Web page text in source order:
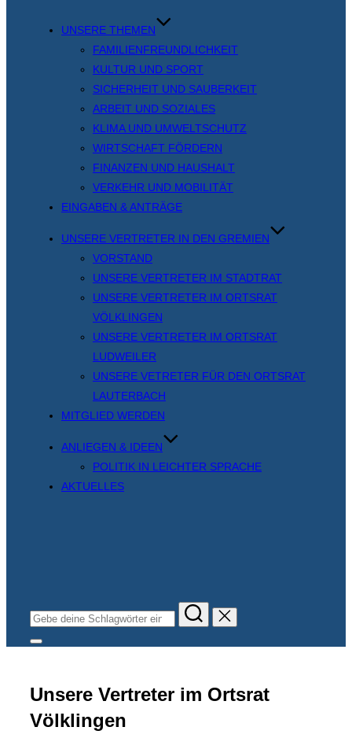
UNSERE THEMEN
FAMILIENFREUNDLICHKEIT
KULTUR UND SPORT
SICHERHEIT UND SAUBERKEIT
ARBEIT UND SOZIALES
KLIMA UND UMWELTSCHUTZ
WIRTSCHAFT FÖRDERN
FINANZEN UND HAUSHALT
VERKEHR UND MOBILITÄT
EINGABEN & ANTRÄGE
UNSERE VERTRETER IN DEN GREMIEN
VORSTAND
UNSERE VERTRETER IM STADTRAT
UNSERE VERTRETER IM ORTSRAT
VÖLKLINGEN
UNSERE VERTRETER IM ORTSRAT
LUDWEILER
UNSERE VETRETER FÜR DEN ORTSRAT
LAUTERBACH
MITGLIED WERDEN
ANLIEGEN & IDEEN
POLITIK IN LEICHTER SPRACHE
AKTUELLES
Suchen
nach:
Seitenleiste
Unsere Vertreter im Ortsrat
Völklingen